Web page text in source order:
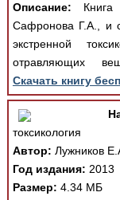
Описание: Книга
Сафронова Г.А., и
экстренной
отравляющих
Скачать книгу
токсикология
Автор: Лужников
Год издания: 2013
Размер: 4.34 МБ